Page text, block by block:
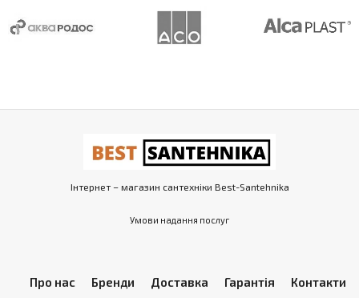
Інтернет – магазин сантехніки Best-Santehnika
Умови надання послуг
Про нас Бренди Доставка Гарантія Контакти